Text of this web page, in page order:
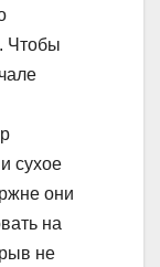
Чтобы
сухое
они
на
не